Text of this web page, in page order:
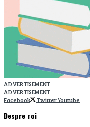
ADVERTISEMENT
ADVERTISEMENT
Facebook
TwitterYoutube
Despre noi